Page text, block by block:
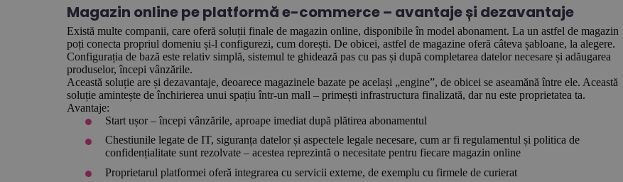
Magazin online pe platformă e-commerce – avantaje și dezavantaje
Există multe companii, care oferă soluții finale de magazin online, disponibile în model abonament. La un astfel de magazin
poți conecta propriul domeniu și-l configurezi, cum dorești. De obicei, astfel de magazine oferă câteva șabloane, la alegere.
Configurația de bază este relativ simplă, sistemul te ghidează pas cu pas și după completarea datelor necesare și adăugarea
produselor, începi vânzările.
Această soluție are și dezavantaje, deoarece magazinele bazate pe același „engine”, de obicei se aseamănă între ele. Această
soluție amintește de închirierea unui spațiu într-un mall – primești infrastructura finalizată, dar nu este proprietatea ta.
Avantaje:
Start ușor – începi vânzările, aproape imediat după plătirea abonamentul
Chestiunile legate de IT, siguranța datelor și aspectele legale necesare, cum ar fi regulamentul și politica de
confidențialitate sunt rezolvate – acestea reprezintă o necesitate pentru fiecare magazin online
Proprietarul platformei oferă integrarea cu servicii externe, de exemplu cu firmele de curierat